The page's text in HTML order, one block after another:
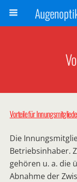
Vorteile für
Die
Betriebsinhaber.
gehören u. a. die
Abnahme der